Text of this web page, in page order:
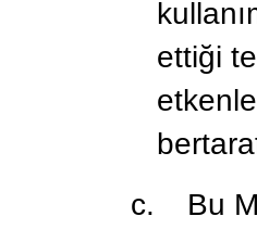
ettiği
c.
Bu